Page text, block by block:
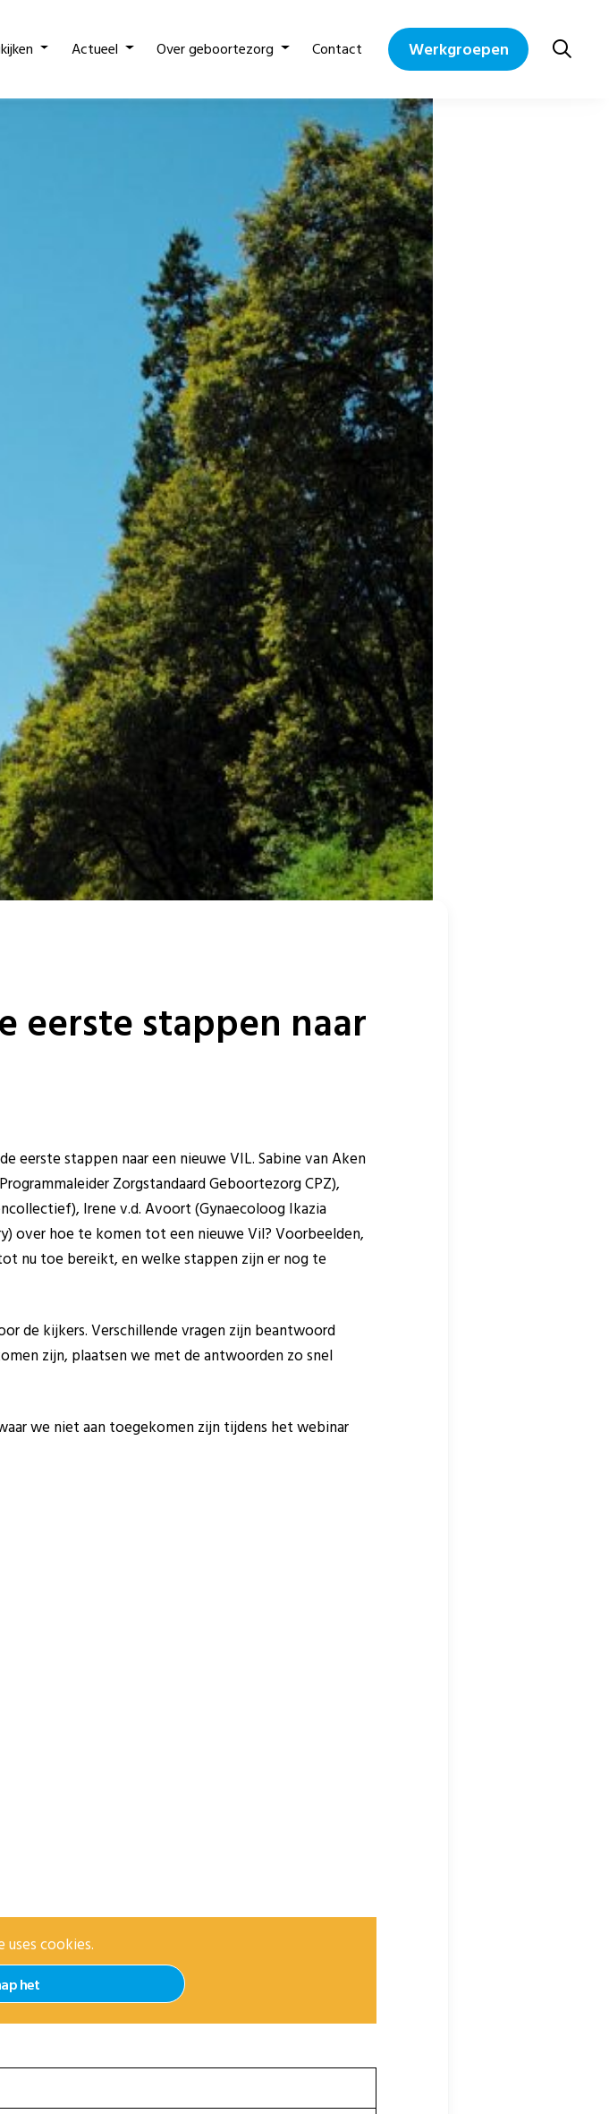
Actueel Over geboortezorg Contact Werkgroepen
eerste stappen naar
eerste stappen naar een nieuwe VIL. Sabine van Aken
Zorgstandaard Geboortezorg CPZ),
Irene v.d. Avoort (Gynaecoloog Ikazia
over hoe te komen tot een nieuwe Vil? Voorbeelden,
nu toe bereikt, en welke stappen zijn er nog te
de kijkers. Verschillende vragen zijn beantwoord
zijn, plaatsen we met de antwoorden zo snel
we niet aan toegekomen zijn tijdens het webinar
uses cookies.
het